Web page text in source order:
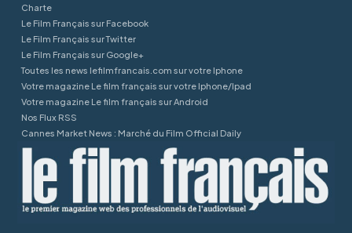
Charte
Le Film Français sur Facebook
Le Film Français sur Twitter
Le Film Français sur Google+
Toutes les news lefilmfrancais.com sur votre Iphone
Votre magazine Le film français sur votre Iphone/Ipad
Votre magazine Le film français sur Android
Nos Flux RSS
Cannes Market News : Marché du Film Official Daily